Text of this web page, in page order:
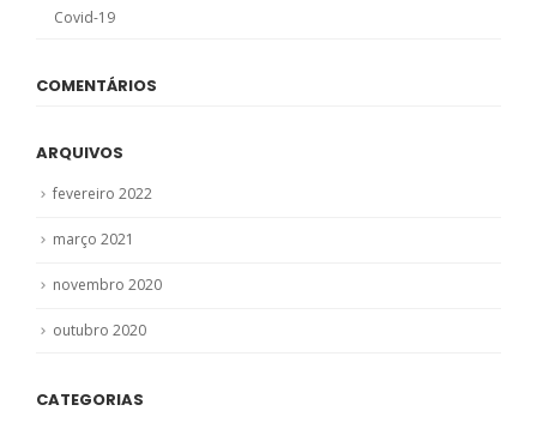
Covid-19
COMENTÁRIOS
ARQUIVOS
fevereiro 2022
março 2021
novembro 2020
outubro 2020
CATEGORIAS